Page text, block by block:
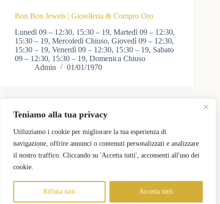
Teniamo alla tua privacy
Utilizziamo i cookie per migliorare la tua esperienza di
navigazione, offrire annunci o contenuti personalizzati e analizzare
il nostro traffico. Cliccando su 'Accetta tutti', acconsenti all'uso dei
cookie.
Rifiuta tutti Accetta tutti
Bon Bon Jewels | Gioielleria & Compro Oro
Lunedì 09 – 12:30, 15:30 – 19, Martedì 09 – 12:30,
15:30 – 19, Mercoledì Chiuso, Giovedì 09 – 12:30,
15:30 – 19, Venerdì 09 – 12:30, 15:30 – 19, Sabato
09 – 12:30, 15:30 – 19, Domenica Chiuso
Admin
01/01/1970
Copyright © 2026 - Tema WordPress sviluppato da
Pricing
Registra il mio Negozio
Login Negozi Partner